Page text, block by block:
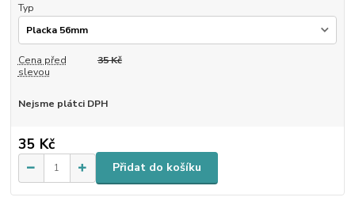
Typ
Cena před
slevou
35 Kč
Nejsme plátci DPH
35 Kč
Přidat do košíku